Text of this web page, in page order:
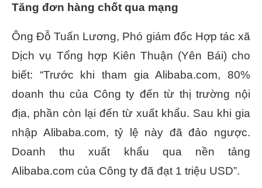
Tăng đơn hàng chốt qua mạng
Ông Đỗ Tuấn Lương, Phó giám đốc Hợp tác xã
Dịch vụ Tổng hợp Kiên Thuận (Yên Bái) cho
biết: “Trước khi tham gia Alibaba.com, 80%
doanh thu của Công ty đến từ thị trường nội
địa, phần còn lại đến từ xuất khẩu. Sau khi gia
nhập Alibaba.com, tỷ lệ này đã đảo ngược.
Doanh thu xuất khẩu qua nền tảng
Alibaba.com của Công ty đã đạt 1 triệu USD”.